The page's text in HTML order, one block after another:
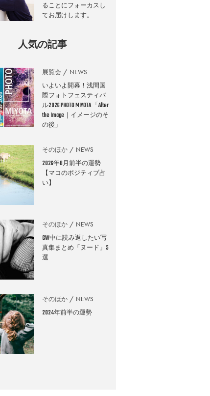
ることにフォーカスし
てお届けします。
人気の記事
展覧会 NEWS
いよいよ開幕！浅間国
際フォトフェスティバ
ル2026 PHOTO MIYOTA 「After
the Image｜イメージのそ
の後」
そのほか NEWS
2026年8月前半の運勢
【マコのポジティブ占
い】
そのほか NEWS
GW中に読み返したい写
真集まとめ「ヌード」5
選
そのほか NEWS
2024年前半の運勢